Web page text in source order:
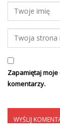
Zapamiętaj
komentarzy.